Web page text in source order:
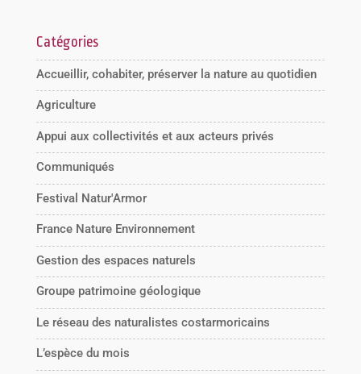
Catégories
Accueillir, cohabiter, préserver la nature au quotidien
Agriculture
Appui aux collectivités et aux acteurs privés
Communiqués
Festival Natur'Armor
France Nature Environnement
Gestion des espaces naturels
Groupe patrimoine géologique
Le réseau des naturalistes costarmoricains
L’espèce du mois